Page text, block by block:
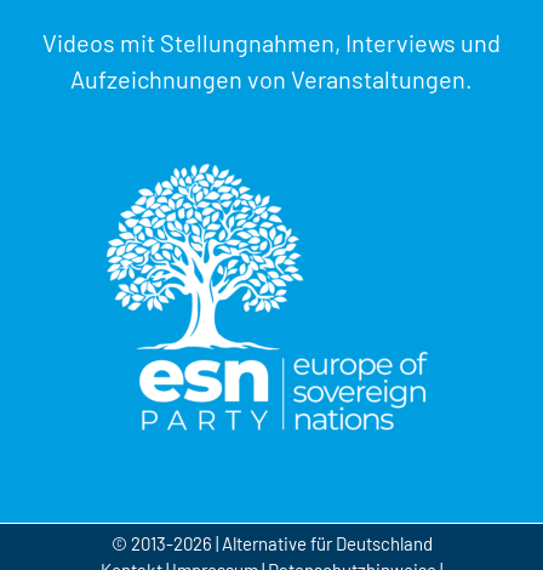
Videos mit Stellungnahmen, Interviews und
Aufzeichnungen von Veranstaltungen.
© 2013-2026 | Alternative für Deutschland